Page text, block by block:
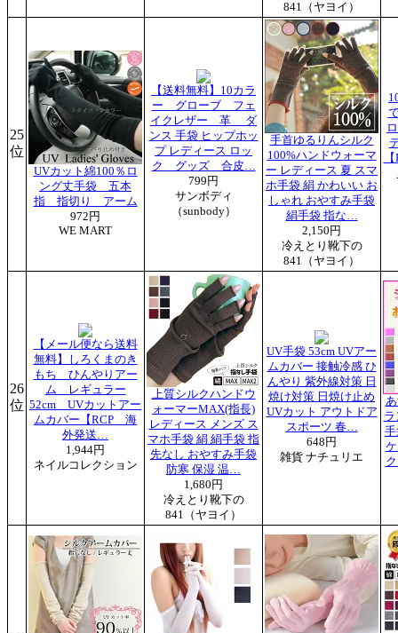
841（ヤヨイ）
25
位
UVカット綿100％ロ
ング丈手袋 五本
指 指切り アーム
972円
WE MART
【送料無料】10カラ
ー グローブ フェ
イクレザー 革 ダ
ンス 手袋 ヒップホッ
プ レディース ロッ
ク グッズ 合皮…
799円
サンボディ
（sunbody）
手首ゆるりんシルク
100%ハンドウォーマ
ー レディース 夏 スマ
ホ手袋 絹 かわいい お
しゃれ おやすみ手袋
絹手袋 指な…
2,150円
冷えとり靴下の
841（ヤヨイ）
26
位
【メール便なら送料
無料】しろくまのき
もち ひんやりアー
ム レギュラー
52cm UVカットアー
ムカバー【RCP 海
外発送…
1,944円
ネイルコレクション
上質シルクハンドウ
ォーマーMAX(指長)
レディース メンズ ス
マホ手袋 絹 絹手袋 指
先なし おやすみ手袋
防寒 保湿 温…
1,680円
冷えとり靴下の
841（ヤヨイ）
UV手袋 53cm UVアー
ムカバー 接触冷感 ひ
んやり 紫外線対策 日
焼け対策 日焼け止め
UVカット アウトドア
スポーツ 春…
648円
雑貨 ナチュリエ
ラ